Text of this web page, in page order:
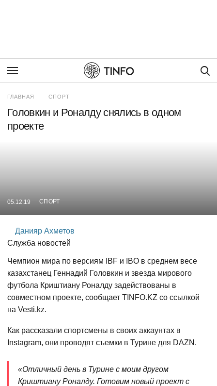
ГЛАВНАЯ СПОРТ
Головкин и Роналду снялись в одном
проекте
05.12.19 СПОРТ
Данияр Ахметов
Служба новостей
Чемпион мира по версиям IBF и IBO в среднем весе
казахстанец Геннадий Головкин и звезда мирового
футбола Криштиану Роналду задействованы в
совместном проекте, сообщает TINFO.KZ со ссылкой
на Vesti.kz.
Как рассказали спортсмены в своих аккаунтах в
Instagram, они проводят съемки в Турине для DAZN.
«Отличный день в Турине с моим другом
Криштиану Роналду. Готовим новый проект с